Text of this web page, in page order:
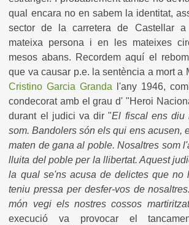
qual encara no en sabem la identitat,
sector de la carretera de Castellar a
mateixa persona i en les mateixes
mesos abans. Recordem aquí el
que va causar p.e. la sentència a mort a
Cristino Garcia Granda l'any 1946,
condecorat amb el grau d' "Heroi
durant el judici va dir "El fiscal ens diu
som. Bandolers són els qui ens acusen,
maten de gana al poble. Nosaltres som
lluita del poble per la llibertat. Aquest
la qual se'ns acusa de delictes que no
teniu pressa per desfer-vos de
món vegi els nostres cossos
execució va provocar el